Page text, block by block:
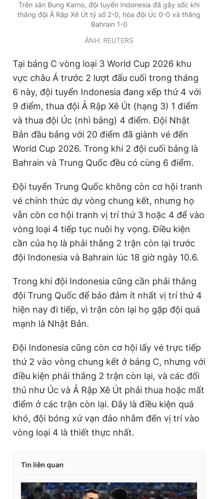
Trên sân Bung Karno, đội tuyển Indonesia đã gây sốc khi
thắng đội Ả Rập Xê Út tỷ số 2-0, hòa đội Úc 0-0 và thắng
Bahrain 1-0
ẢNH: REUTERS
Tại bảng C vòng loại 3 World Cup 2026 khu
vực châu Á trước 2 lượt đấu cuối trong tháng
6 này, đội tuyển Indonesia đang xếp thứ 4 với
9 điểm, thua đội Ả Rập Xê Út (hạng 3) 1 điểm
và thua đội Úc (nhì bảng) 4 điểm. Đội Nhật
Bản đầu bảng với 20 điểm đã giành vé đến
World Cup 2026. Trong khi 2 đội cuối bảng là
Bahrain và Trung Quốc đều có cùng 6 điểm.
Đội tuyển Trung Quốc không còn cơ hội tranh
vé chính thức dự vòng chung kết, nhưng họ
vẫn còn cơ hội tranh vị trí thứ 3 hoặc 4 để vào
vòng loại 4 tiếp tục nuôi hy vọng. Điều kiện
cần của họ là phải thắng 2 trận còn lại trước
đội Indonesia và Bahrain lúc 18 giờ ngày 10.6.
Trong khi đội Indonesia cũng cần phải thắng
đội Trung Quốc để bảo đảm ít nhất vị trí thứ 4
hiện nay đi tiếp, vì trận còn lại họ gặp đội quá
mạnh là Nhật Bản.
Đội Indonesia cũng còn cơ hội lấy vé trực tiếp
thứ 2 vào vòng chung kết ở bảng C, nhưng với
điều kiện phải thắng 2 trận còn lại, và các đối
thủ như Úc và Ả Rập Xê Út phải thua hoặc mất
điểm ở các trận còn lại. Đây là điều kiện quá
khó, đội bóng xứ vạn đảo nhắm đến vị trí vào
vòng loại 4 là thiết thực nhất.
Tin liên quan